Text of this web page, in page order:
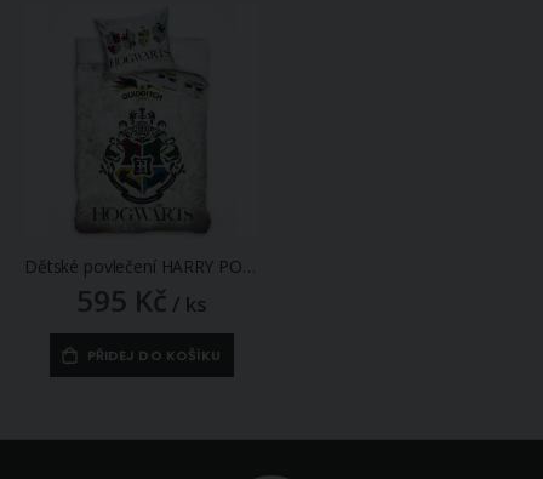
Dětské povlečení HARRY POTTER FAMFRPÁLOVÉ TÝMY, šedé, bavlna hladká, 140x200cm + 70x90cm
595 Kč / ks
PŘIDEJ DO KOŠÍKU